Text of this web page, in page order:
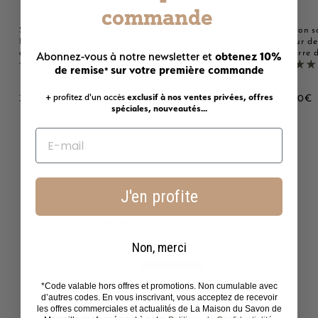
Savon solide parfumé au
de karité bio 125g
2221 avis
3,00€3
0
€
karité bio 125g
3,00€3
,
0
Savon
Fleur
beurre
3,00€3
Avis Clients
306
46
22
commande
Abonnez-vous à notre newsletter et obtenez 10%
de remise*sur votre première commande
+ profitez d'un accès exclusif à nos ventes privées, offres
spéciales, nouveautés...
J'en profite
Non, merci
*Code valable hors offres et promotions. Non cumulable avec
d’autres codes. En vous inscrivant, vous acceptez de recevoir
les offres commerciales et actualités de La Maison du Savon de